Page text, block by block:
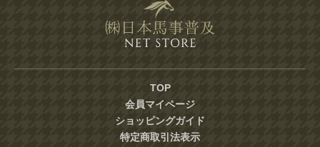
TOP
会員マイページ
ショッピングガイド
特定商取引法表示